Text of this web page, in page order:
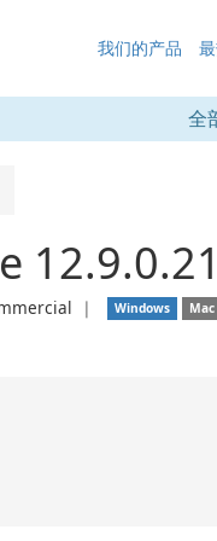
我们的产品
全
❘ Windows Mac